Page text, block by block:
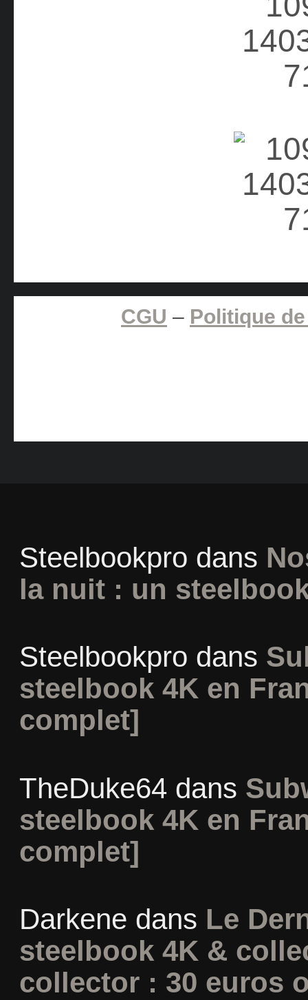
CGU – Politique
Steelbookpro dans
la nuit : un
Steelbookpro dans
steelbook 4K en
complet]
TheDuke64dans
steelbook 4K en
complet]
Darkene dans Le
steelbook 4K &
collector : 30 euros